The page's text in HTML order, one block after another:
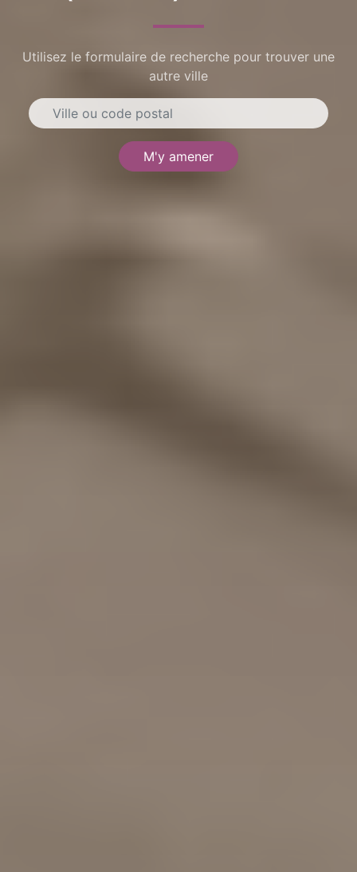
Utilisez le formulaire de recherche pour trouver une
autre ville
M'y amener